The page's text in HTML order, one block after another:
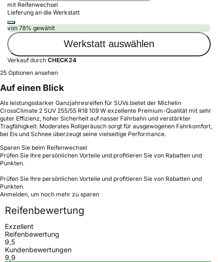
mit Reifenwechsel
Lieferung an die Werkstatt
von 78% gewählt
Werkstatt auswählen
Verkauf durch CHECK24
25 Optionen ansehen
Auf einen Blick
Als leistungsstarker Ganzjahresreifen für SUVs bietet der Michelin
CrossClimate 2 SUV 255/55 R18 109 W exzellente Premium-Qualität mit sehr
guter Effizienz, hoher Sicherheit auf nasser Fahrbahn und verstärkter
Tragfähigkeit. Moderates Rollgeräusch sorgt für ausgewogenen Fahrkomfort,
bei Eis und Schnee überzeugt seine vielseitige Performance.
Sparen Sie beim Reifenwechsel
Prüfen Sie Ihre persönlichen Vorteile und profitieren Sie von Rabatten und
Punkten.
Prüfen Sie Ihre persönlichen Vorteile und profitieren Sie von Rabatten und
Punkten.
Anmelden, um noch mehr zu sparen
Reifenbewertung
Exzellent
Reifenbewertung
9,5
Kundenbewertungen
9,9